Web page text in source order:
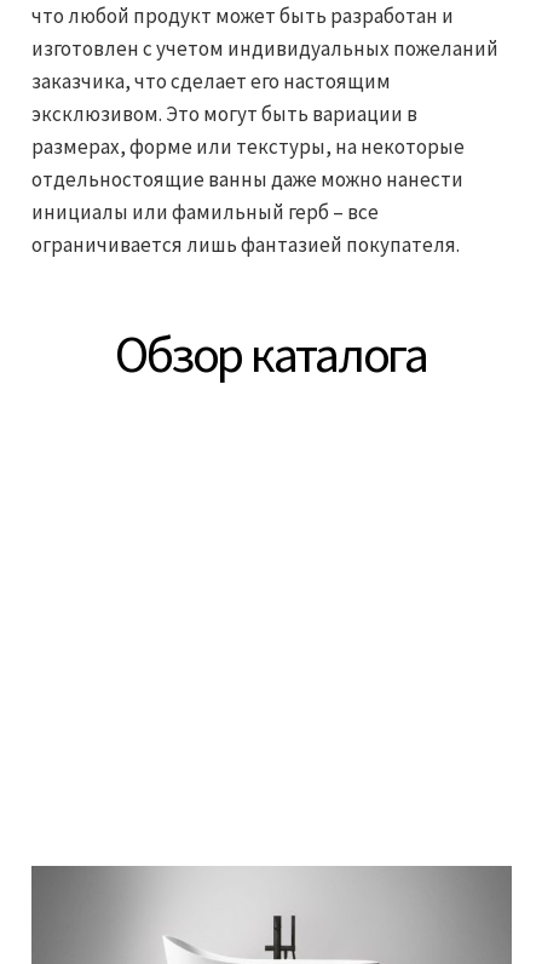
что любой продукт может быть разработан и
изготовлен с учетом индивидуальных пожеланий
заказчика, что сделает его настоящим
эксклюзивом. Это могут быть вариации в
размерах, форме или текстуры, на некоторые
отдельностоящие ванны даже можно нанести
инициалы или фамильный герб – все
ограничивается лишь фантазией покупателя.
Обзор каталога